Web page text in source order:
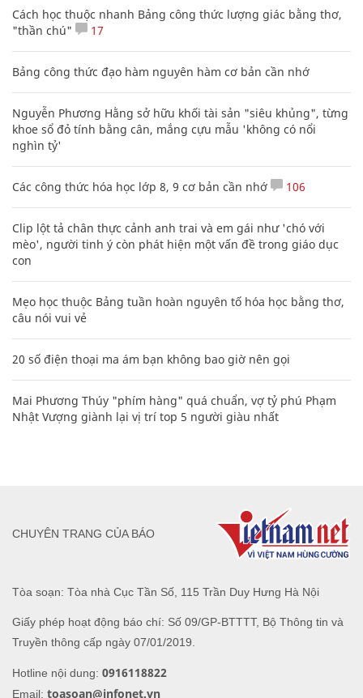
Cách học thuộc nhanh Bảng công thức lượng giác bằng thơ,
"thần chú"
17
Bảng công thức đạo hàm nguyên hàm cơ bản cần nhớ
Nguyễn Phương Hằng sở hữu khối tài sản "siêu khủng", từng
khoe sổ đỏ tính bằng cân, mắng cựu mẫu 'không có nổi
nghìn tỷ'
Các công thức hóa học lớp 8, 9 cơ bản cần nhớ 106
Clip lột tả chân thực cảnh anh trai và em gái như 'chó với
mèo', người tinh ý còn phát hiện một vấn đề trong giáo dục
con
Mẹo học thuộc Bảng tuần hoàn nguyên tố hóa học bằng thơ,
câu nói vui vẻ
20 số điện thoại ma ám bạn không bao giờ nên gọi
Mai Phương Thúy "phím hàng" quá chuẩn, vợ tỷ phú Phạm
Nhật Vượng giành lại vị trí top 5 người giàu nhất
Tòa soạn: Tòa nhà Cục Tần Số, 115 Trần Duy Hưng Hà Nội
Giấy phép hoạt động báo chí: Số 09/GP-BTTTT, Bộ Thông tin và
Truyền thông cấp ngày 07/01/2019.
Hotline nội dung: 0916118822
Email: toasoan@infonet.vn
CHUYÊN TRANG CỦA BÁO